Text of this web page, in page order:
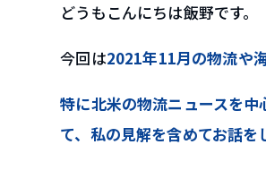
どうもこんにちは飯野です。
今回は2021年11月の物流や
特に北米の物流ニュースを
て、私の見解を含めてお話を